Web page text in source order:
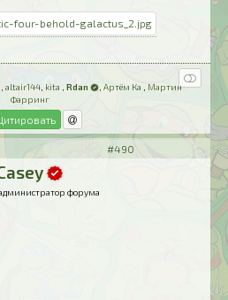
altair144, kita Rdan , Артём Ка
Мартин
Фарринг
#490
форума